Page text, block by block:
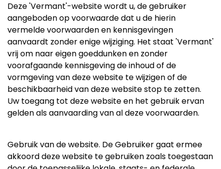
Deze 'Vermant'-website wordt u, de gebruiker
aangeboden op voorwaarde dat u de hierin
vermelde voorwaarden en kennisgevingen
aanvaardt zonder enige wijziging. Het staat 'Vermant'
vrij om naar eigen goeddunken en zonder
voorafgaande kennisgeving de inhoud of de
vormgeving van deze website te wijzigen of de
beschikbaarheid van deze website stop te zetten.
Uw toegang tot deze website en het gebruik ervan
gelden als aanvaarding van al deze voorwaarden.
Gebruik van de website. De Gebruiker gaat ermee
akkoord deze website te gebruiken zoals toegestaan